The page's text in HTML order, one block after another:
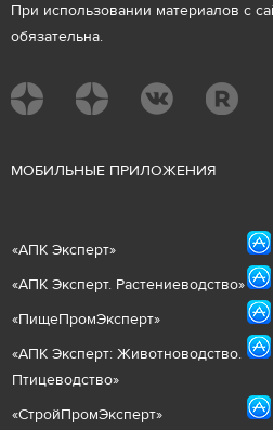
При использовании материалов с
обязательна.
МОБИЛЬНЫЕ ПРИЛОЖЕНИЯ
«АПК Эксперт»
«АПК Эксперт. Растениеводство»
«ПищеПромЭксперт»
«АПК Эксперт: Животноводство.
Птицеводство»
«СтройПромЭксперт»